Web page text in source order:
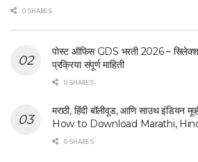
0 SHARES
पोस्ट ऑफिस GDS भरती 2026 –
प्रक्रिया संपूर्ण माहिती
0 SHARES
मराठी, हिंदी बॉलीवूड, आणि साउथ इंडियन
How to Download Marathi,
0 SHARES